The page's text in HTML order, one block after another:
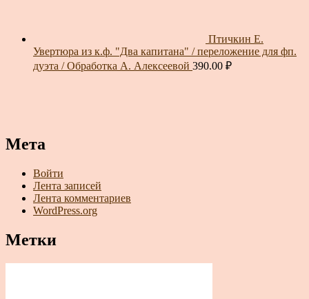
Птичкин Е.
Увертюра из к.ф. "Два капитана" / переложение для фп.
дуэта / Обработка А. Алексеевой 390.00 ₽
Мета
Войти
Лента записей
Лента комментариев
WordPress.org
Метки